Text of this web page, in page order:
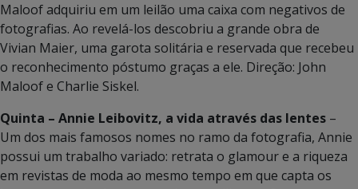
Maloof adquiriu em um leilão uma caixa com negativos de
fotografias. Ao revelá-los descobriu a grande obra de
Vivian Maier, uma garota solitária e reservada que recebeu
o reconhecimento póstumo graças a ele. Direção: John
Maloof e Charlie Siskel.
Quinta – Annie Leibovitz, a vida através das lentes –
Um dos mais famosos nomes no ramo da fotografia, Annie
possui um trabalho variado: retrata o glamour e a riqueza
em revistas de moda ao mesmo tempo em que capta os